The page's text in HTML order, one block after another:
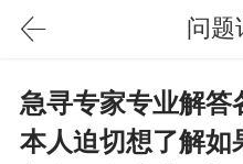
问题
急寻专家专业解答
本人迫切想了解如